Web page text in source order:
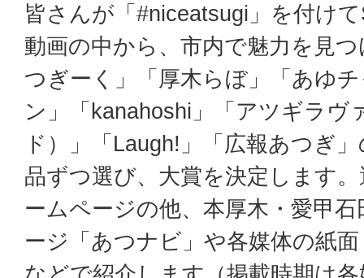
皆さんが「#niceatsugi」を付け
動画の中から、市内で魅力を見
つぎーく」「厚木らぼ」「あゆ
ン」「kanahoshi」「アツギラヴ
ド）」「Laugh!」「広報あつぎ
品ずつ選び、大賞を決定します
ームページの他、本厚木・愛甲
ージ「あつナビ」や各媒体の紙